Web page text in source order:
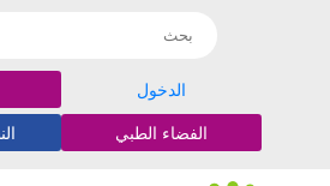
الدخول
الفضاء الطبي